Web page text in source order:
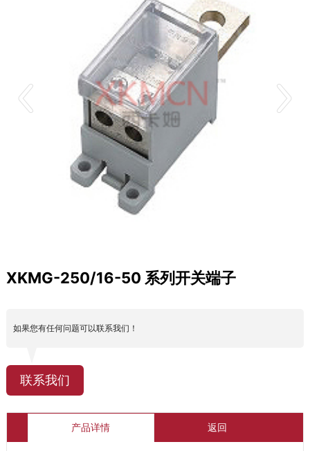
XKMG-250/16-50 系列开关端子
如果您有任何问题可以联系我们！
联系我们
产品详情 返回